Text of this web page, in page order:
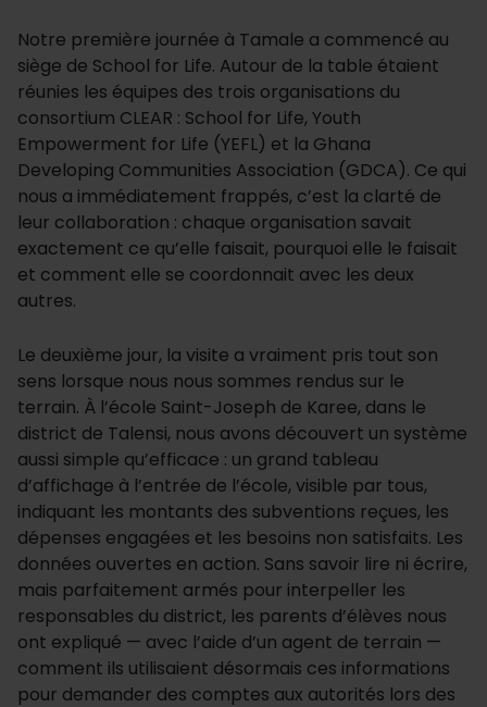
Notre première journée à Tamale a commencé au
siège de School for Life. Autour de la table étaient
réunies les équipes des trois organisations du
consortium CLEAR : School for Life, Youth
Empowerment for Life (YEFL) et la Ghana
Developing Communities Association (GDCA). Ce qui
nous a immédiatement frappés, c’est la clarté de
leur collaboration : chaque organisation savait
exactement ce qu’elle faisait, pourquoi elle le faisait
et comment elle se coordonnait avec les deux
autres.
Le deuxième jour, la visite a vraiment pris tout son
sens lorsque nous nous sommes rendus sur le
terrain. À l’école Saint-Joseph de Karee, dans le
district de Talensi, nous avons découvert un système
aussi simple qu’efficace : un grand tableau
d’affichage à l’entrée de l’école, visible par tous,
indiquant les montants des subventions reçues, les
dépenses engagées et les besoins non satisfaits. Les
données ouvertes en action. Sans savoir lire ni écrire,
mais parfaitement armés pour interpeller les
responsables du district, les parents d’élèves nous
ont expliqué — avec l’aide d’un agent de terrain —
comment ils utilisaient désormais ces informations
pour demander des comptes aux autorités lors des